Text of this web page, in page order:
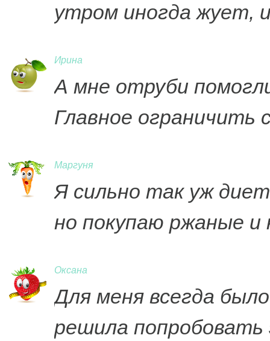
утром иногда жует,
Ирина
А мне отруби
Главное ограничить
Маргуня
Я сильно так уж
но покупаю ржаные и
Оксана
Для меня всегда
решила